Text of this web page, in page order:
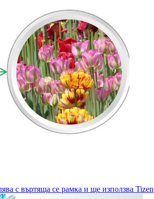
с въртяща се рамка и ще използва Tizen